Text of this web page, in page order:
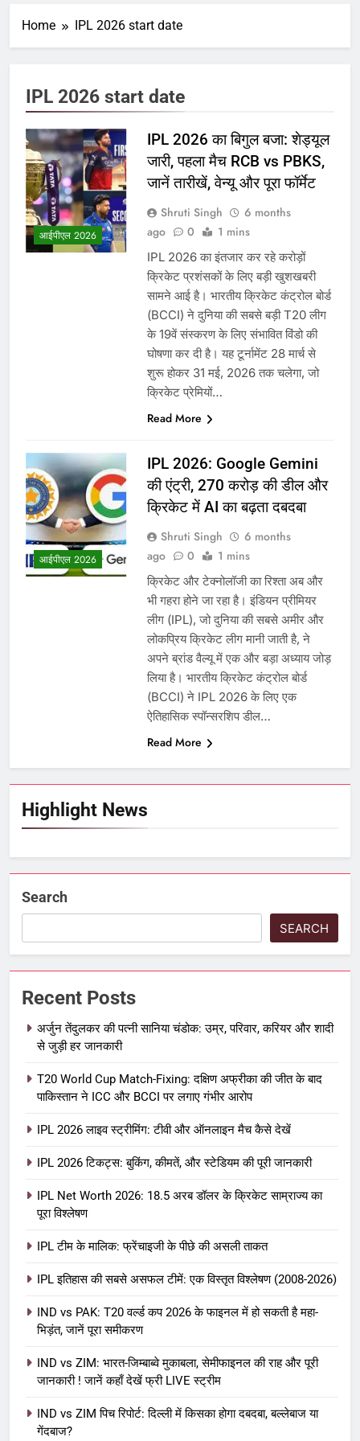
Home IPL 2026 start date
Highlight News
IPL 2026 start date
आईपीएल 2026
IPL 2026 का बिगुल बजा: शेड्यूल
जारी, पहला मैच RCB vs PBKS,
जानें तारीखें, वेन्यू और पूरा फॉर्मेट
Shruti Singh
6 months
ago
0 1 mins
IPL 2026 का इंतजार कर रहे करोड़ों
क्रिकेट प्रशंसकों के लिए बड़ी खुशखबरी
सामने आई है। भारतीय क्रिकेट कंट्रोल बोर्ड
(BCCI) ने दुनिया की सबसे बड़ी T20 लीग
के 19वें संस्करण के लिए संभावित विंडो की
घोषणा कर दी है। यह टूर्नामेंट 28 मार्च से
शुरू होकर 31 मई, 2026 तक चलेगा, जो
क्रिकेट प्रेमियों…
Read More
आईपीएल 2026
IPL 2026: Google Gemini
की एंट्री, 270 करोड़ की डील और
क्रिकेट में AI का बढ़ता दबदबा
Shruti Singh
6 months
ago
0 1 mins
क्रिकेट और टेक्नोलॉजी का रिश्ता अब और
भी गहरा होने जा रहा है। इंडियन प्रीमियर
लीग (IPL), जो दुनिया की सबसे अमीर और
लोकप्रिय क्रिकेट लीग मानी जाती है, ने
अपने ब्रांड वैल्यू में एक और बड़ा अध्याय जोड़
लिया है। भारतीय क्रिकेट कंट्रोल बोर्ड
(BCCI) ने IPL 2026 के लिए एक
ऐतिहासिक स्पॉन्सरशिप डील…
Read More
Search
SEARCH
Recent Posts
अर्जुन तेंदुलकर की पत्नी सानिया चंडोक: उम्र, परिवार, करियर और शादी
से जुड़ी हर जानकारी
T20 World Cup Match-Fixing: दक्षिण अफ्रीका की जीत के बाद
पाकिस्तान ने ICC और BCCI पर लगाए गंभीर आरोप
IPL 2026 लाइव स्ट्रीमिंग: टीवी और ऑनलाइन मैच कैसे देखें
IPL 2026 टिकट्स: बुकिंग, कीमतें, और स्टेडियम की पूरी जानकारी
IPL Net Worth 2026: 18.5 अरब डॉलर के क्रिकेट साम्राज्य का
पूरा विश्लेषण
IPL टीम के मालिक: फ्रेंचाइजी के पीछे की असली ताकत
IPL इतिहास की सबसे असफल टीमें: एक विस्तृत विश्लेषण (2008-2026)
IND vs PAK: T20 वर्ल्ड कप 2026 के फाइनल में हो सकती है महा-
भिड़ंत, जानें पूरा समीकरण
IND vs ZIM: भारत-जिम्बाब्वे मुकाबला, सेमीफाइनल की राह और पूरी
जानकारी ! जानें कहाँ देखें फ्री LIVE स्ट्रीम
IND vs ZIM पिच रिपोर्ट: दिल्ली में किसका होगा दबदबा, बल्लेबाज या
गेंदबाज?
5
IPL Net Worth 2026: 18.5 अरब डॉलर
IPL टीम के मालिक: फ्रेंचाइजी के पीछे की
आईपीएल 2026 क्रिकेट
IPL इतिहास की सबसे असफल टीमें: एक
विस्तृत विश्लेषण (2008-2026)
क्रिकेट
IND vs PAK: T20 वर्ल्ड कप 2026 के